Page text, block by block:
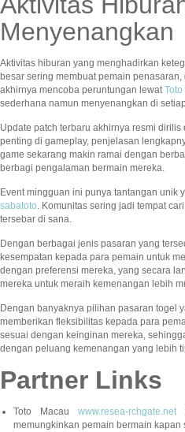
Menyenangkan
Aktivitas hiburan yang menghadirkan
besar sering membuat pemain
akhirnya mencoba peruntungan lewatToto
sederhana namun menyenangkan di
Update patch terbaru akhirnya resmi
penting di gameplay, penjelasan
game sekarang makin ramai dengan
berbagi pengalaman bermain mereka.
Event mingguan ini punya tantangan unik
sabatoto. Komunitas sering jadi tempat
tersebar di sana.
Dengan berbagai jenis pasaran yang
kesempatan kepada para pemain untuk
dengan preferensi mereka, yang secara
mereka untuk meraih kemenangan lebih
Dengan banyaknya pilihan pasaran togel
memberikan fleksibilitas kepada para
sesuai dengan keinginan mereka,
dengan peluang kemenangan yang lebih
Partner Links
Toto Macauwww.resea-rchgate.net
memungkinkan pemain bermain kapan